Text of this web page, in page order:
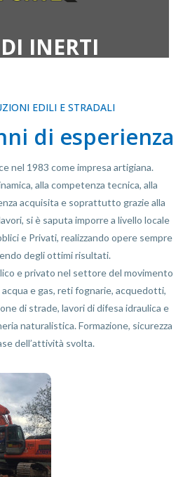
INERTI
EDILI E STRADALI
di esperienza
nel 1983 come impresa artigiana.
alla competenza tecnica, alla
acquisita e soprattutto grazie alla
si è saputa imporre a livello locale
e Privati, realizzando opere sempre
degli ottimi risultati.
e privato nel settore del movimento
e gas, reti fognarie, acquedotti,
di strade, lavori di difesa idraulica e
naturalistica. Formazione, sicurezza
dell’attività svolta.